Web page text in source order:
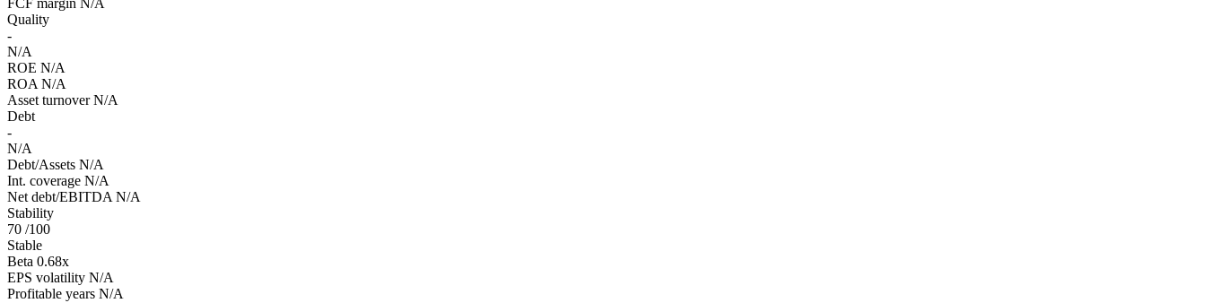
FCF margin N/A
Quality
-
N/A
ROE N/A
ROA N/A
Asset turnover N/A
Debt
-
N/A
Debt/Assets N/A
Int. coverage N/A
Net debt/EBITDA N/A
Stability
70 /100
Stable
Beta 0.68x
EPS volatility N/A
Profitable years N/A